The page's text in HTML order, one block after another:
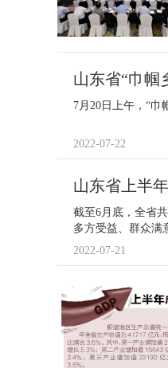
山东省“巾帼
7月20日上午，“巾
2022-07-22
山东省上半
截至6月底，全省
多方受益、群众满
2022-07-21